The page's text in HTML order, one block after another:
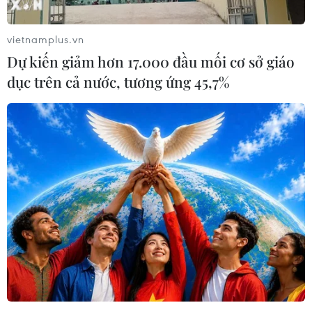
Gần 69.000 học sinh TP.HCM bắt đầu kỳ
thi tuyển sinh lớp 10
11/06/2016 02:25
Kỳ thi trung học phổ thông công lập năm học 2016-2017
tại Thành phố Hồ Chí Minh diễn ra trong hai ngày 11 và
12/6 với ba môn Ngữ văn (120 phút), Ngoại ngữ (60
phút), Toán (120 phút).
vietnamplus.vn
Dự kiến giảm hơn 17.000 đầu mối cơ sở giáo
dục trên cả nước, tương ứng 45,7%